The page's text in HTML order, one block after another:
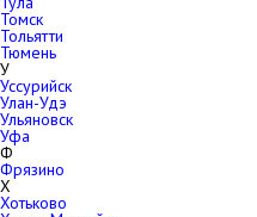
Томск
Тольятти
Тюмень
У
Уссурийск
Улан-Удэ
Ульяновск
Уфа
Ф
Фрязино
Х
Хотьково